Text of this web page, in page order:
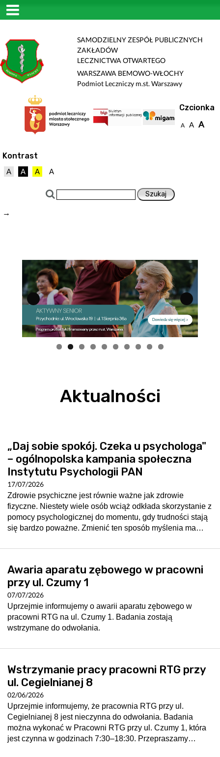
SAMODZIELNY ZESPÓŁ PUBLICZNYCH
ZAKŁADÓW
LECZNICTWA OTWARTEGO
WARSZAWA BEMOWO-WŁOCHY
Podmiot Leczniczy m.st. Warszawy
Czcionka
A A A
Kontrast
A A A A
→
Aktualności
„Daj sobie spokój. Czeka u psychologa"
– ogólnopolska kampania społeczna
Instytutu Psychologii PAN
17/07/2026
Zdrowie psychiczne jest równie ważne jak zdrowie
fizyczne. Niestety wiele osób wciąż odkłada skorzystanie z
pomocy psychologicznej do momentu, gdy trudności stają
się bardzo poważne. Zmienić ten sposób myślenia ma…
Awaria aparatu zębowego w pracowni
przy ul. Czumy 1
07/07/2026
Uprzejmie informujemy o awarii aparatu zębowego w
pracowni RTG na ul. Czumy 1. Badania zostają
wstrzymane do odwołania.
Wstrzymanie pracy pracowni RTG przy
ul. Cegielnianej 8
02/06/2026
Uprzejmie informujemy, że pracownia RTG przy ul.
Cegielnianej 8 jest nieczynna do odwołania. Badania
można wykonać w Pracowni RTG przy ul. Czumy 1, która
jest czynna w godzinach 7:30–18:30. Przepraszamy…